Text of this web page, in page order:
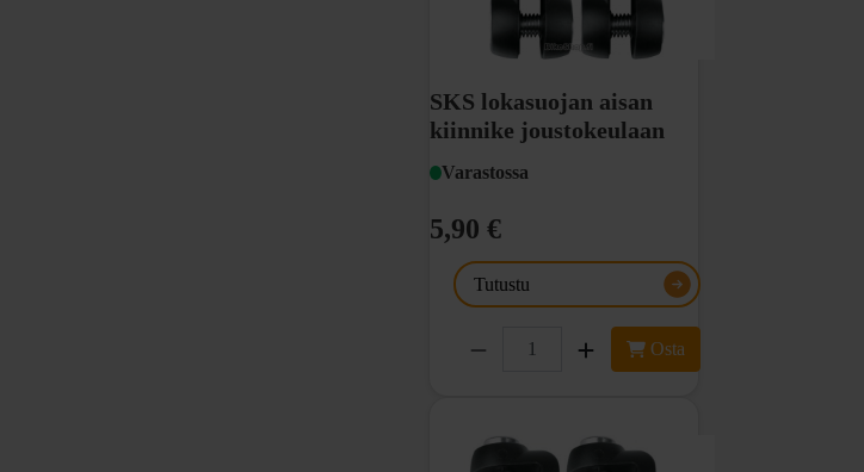
SKS lokasuojan aisan
kiinnike joustokeulaan
Varastossa
5,90 €
Tutustu
Osta